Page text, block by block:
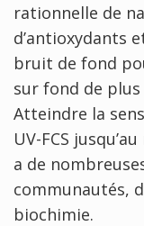
rationnelle de
d’antioxydants
bruit de fond
sur fond de plus
Atteindre la
UV-FCS
a de
communautés,
biochimie.